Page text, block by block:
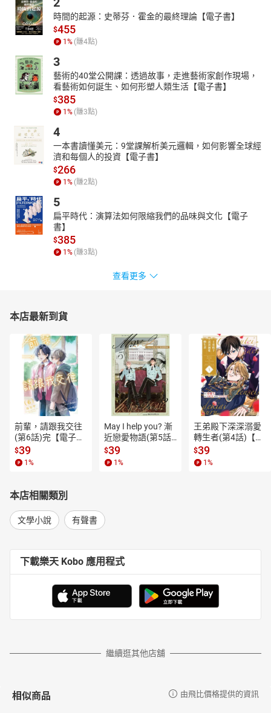
時間的起源：史蒂芬．霍金的最終理論【電子書】
$455
1% (賺4點)
3
藝術的40堂公開課：透過故事，走進藝術家創作現場，
看藝術如何誕生、如何形塑人類生活【電子書】
$385
1% (賺3點)
4
一本書讀懂美元：9堂課解析美元邏輯，如何影響全球經
濟和每個人的投資【電子書】
$266
1% (賺2點)
5
扁平時代：演算法如何限縮我們的品味與文化【電子
書】
$385
1% (賺3點)
查看更多
本店最新到貨
前輩，請跟我交往
(第6話)完【電子
書】
$39
1 %
May I help you? 漸
近戀愛物語(第5話)
【電子書】
$39
1 %
王弟殿下深深溺愛
轉生者(第4話)【電
子書】
$39
1 %
本店相關類別
文學小說 有聲書
下載樂天 Kobo 應用程式
繼續逛其他店舖
相似商品 由飛比價格提供的資訊